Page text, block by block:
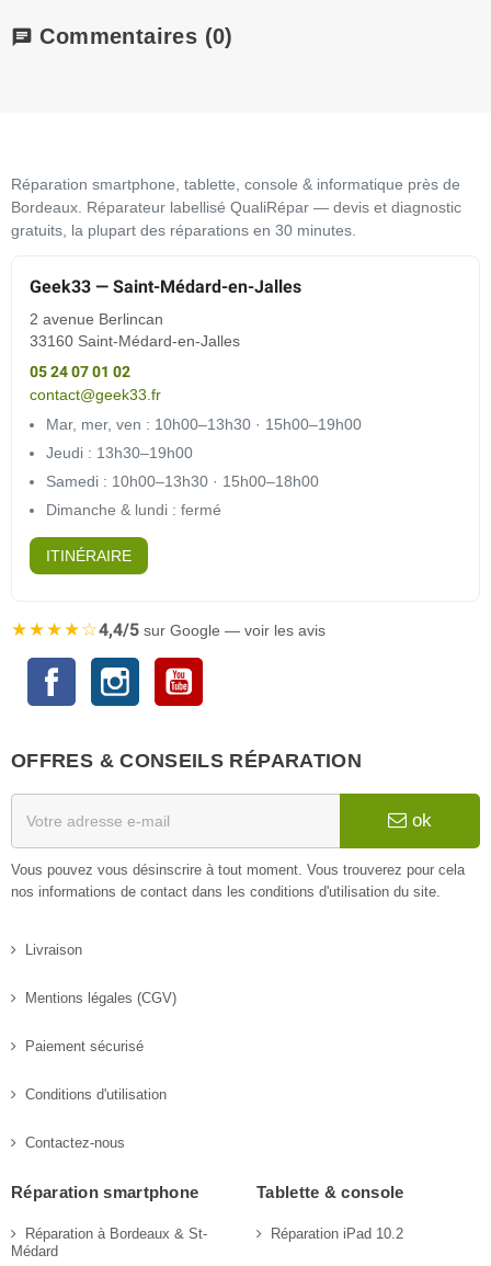
chat Commentaires (0)
Réparation smartphone, tablette, console & informatique près de
Bordeaux. Réparateur labellisé QualiRépar — devis et diagnostic
gratuits, la plupart des réparations en 30 minutes.
Geek33 — Saint-Médard-en-Jalles
2 avenue Berlincan
33160 Saint-Médard-en-Jalles
05 24 07 01 02
contact@geek33.fr
Mar, mer, ven : 10h00–13h30 · 15h00–19h00
Jeudi : 13h30–19h00
Samedi : 10h00–13h30 · 15h00–18h00
Dimanche & lundi : fermé
ITINÉRAIRE
★★★★☆4,4/5 sur Google — voir les avis
Facebook Instagram
OFFRES & CONSEILS RÉPARATION
ok
Vous pouvez vous désinscrire à tout moment. Vous trouverez pour cela
nos informations de contact dans les conditions d'utilisation du site.
Livraison
Mentions légales (CGV)
Paiement sécurisé
Conditions d'utilisation
Contactez-nous
Réparation smartphone
Réparation à Bordeaux & St-
Médard
Tablette & console
Réparation iPad 10.2